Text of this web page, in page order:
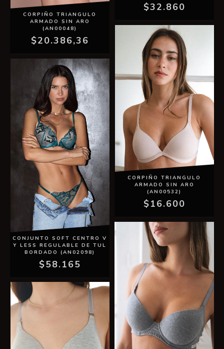
CORPIÑO TRIANGULO
ARMADO SIN ARO
(AN00048)
$20.386,36
$32.860
CONJUNTO SOFT CENTRO V
Y LESS REGULABLE DE TUL
BORDADO (AN02098)
$58.165
CORPIÑO TRIANGULO
ARMADO SIN ARO
(AN00532)
$16.600